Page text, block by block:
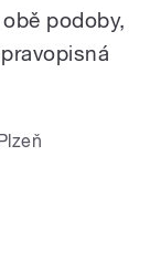
podoby,